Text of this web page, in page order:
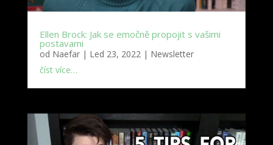
Ellen Brock: Jak se emočně propojit s vašimi
postavami
od Naefar| Led 23, 2022 | Newsletter
číst více…